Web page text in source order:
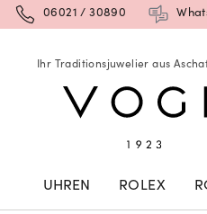
06021 / 30890
Ihr Traditionsjuwelier aus
UHREN ROLEX